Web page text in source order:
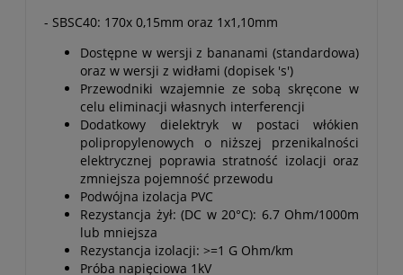
- SBSC40: 170x 0,15mm oraz 1x1,10mm
Dostępne w wersji z bananami (standardowa)
oraz w wersji z widłami (dopisek 's')
Przewodniki wzajemnie ze sobą skręcone w
celu eliminacji własnych interferencji
Dodatkowy dielektryk w postaci włókien
polipropylenowych o niższej przenikalności
elektrycznej poprawia stratność izolacji oraz
zmniejsza pojemność przewodu
Podwójna izolacja PVC
Rezystancja żył: (DC w 20°C): 6.7 Ohm/1000m
lub mniejsza
Rezystancja izolacji: >=1 G Ohm/km
Próba napięciowa 1kV